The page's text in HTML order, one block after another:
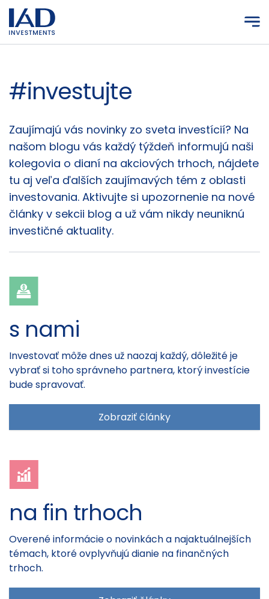
Prejsť na hlavný obsah
#investujte
Články
Zaujímajú vás novinky zo sveta investícií? Na
našom blogu vás každý týždeň informujú naši
kolegovia o dianí na akciových trhoch, nájdete
tu aj veľa ďalších zaujímavých tém z oblasti
investovania. Aktivujte si upozornenie na nové
články v sekcii blog a už vám nikdy neuniknú
investičné aktuality.
s nami
Investovať môže dnes už naozaj každý, dôležité je
vybrať si toho správneho partnera, ktorý investície
bude spravovať.
Zobraziť články
na fin trhoch
Overené informácie o novinkách a najaktuálnejších
témach, ktoré ovplyvňujú dianie na finančných
trhoch.